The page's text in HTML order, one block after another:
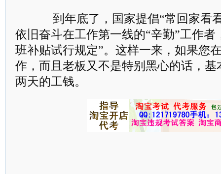
到年底了，国家提倡“常回家看
依旧奋斗在工作第一线的“辛勤”工作者
班补贴试行规定”。这样一来，如果您
作，而且老板又不是特别黑心的话，
两天的工钱。